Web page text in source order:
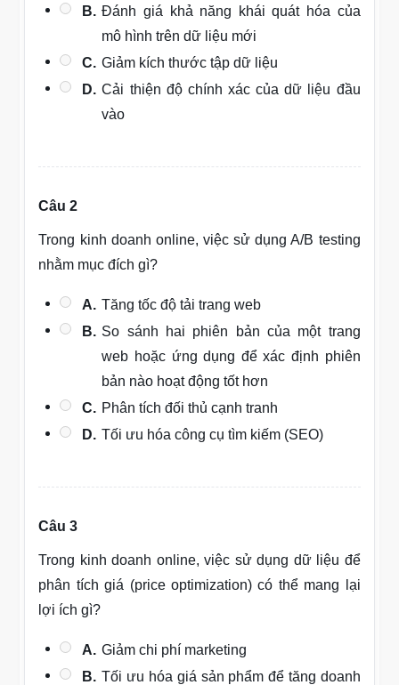
B. Đánh giá khả năng khái quát hóa của
mô hình trên dữ liệu mới
C. Giảm kích thước tập dữ liệu
D. Cải thiện độ chính xác của dữ liệu đầu
vào
Câu 2
Trong kinh doanh online, việc sử dụng A/B testing
nhằm mục đích gì?
A. Tăng tốc độ tải trang web
B. So sánh hai phiên bản của một trang
web hoặc ứng dụng để xác định phiên
bản nào hoạt động tốt hơn
C. Phân tích đối thủ cạnh tranh
D. Tối ưu hóa công cụ tìm kiếm (SEO)
Câu 3
Trong kinh doanh online, việc sử dụng dữ liệu để
phân tích giá (price optimization) có thể mang lại
lợi ích gì?
A. Giảm chi phí marketing
B. Tối ưu hóa giá sản phẩm để tăng doanh